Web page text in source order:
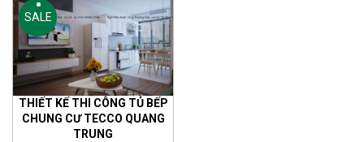
SALE
THIẾT KẾ THI CÔNG TỦ BẾP
CHUNG CƯ TECCO QUANG
TRUNG